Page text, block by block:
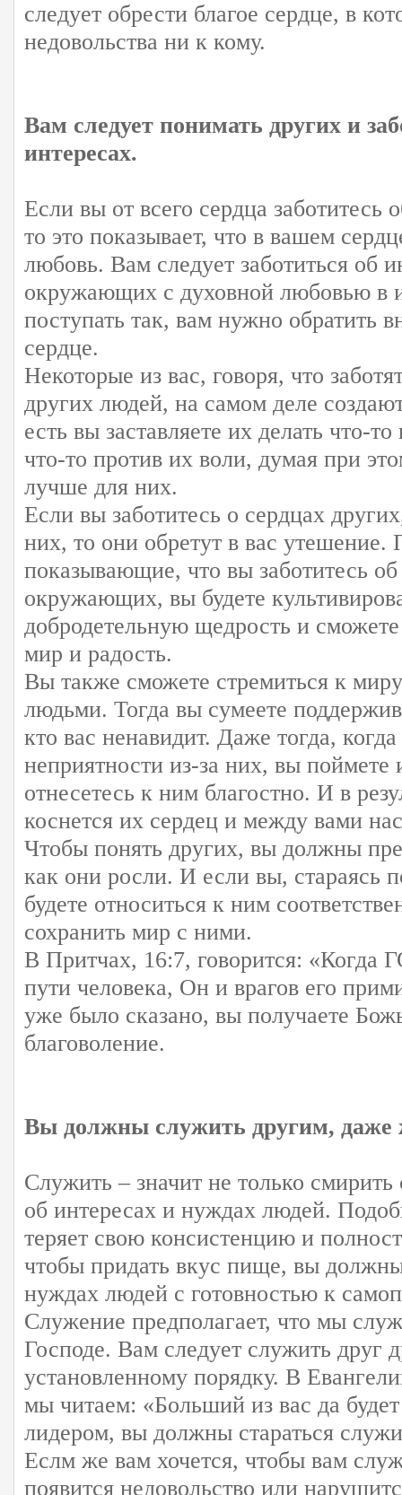
следует обрести благое сердце, в
недовольства ни к кому.
Вам следует понимать других и
интересах.
Если вы от всего сердца заботитесь
то это показывает, что в вашем
любовь. Вам следует заботиться об
окружающих с духовной любовью в
поступать так, вам нужно обратить
сердце.
Некоторые из вас, говоря, что
других людей, на самом деле
есть вы заставляете их делать что-
что-то против их воли, думая при
лучше для них.
Если вы заботитесь о сердцах
них, то они обретут в вас утешение.
показывающие, что вы заботитесь об
окружающих, вы будете
добродетельную щедрость и
мир и радость.
Вы также сможете стремиться к
людьми. Тогда вы сумеете
кто вас ненавидит. Даже тогда,
неприятности из-за них, вы поймете
отнесетесь к ним благостно. И в
коснется их сердец и между вами
Чтобы понять других, вы должны
как они росли. И если вы, стараясь
будете относиться к ним
сохранить мир с ними.
В Притчах, 16:7, говорится:
пути человека, Он и врагов его
уже было сказано, вы получаете
благоволение.
Вы должны служить другим, даже
Служить – значит не только смирить
об интересах и нуждах людей.
теряет свою консистенцию и
чтобы придать вкус пище, вы должны
нуждах людей с готовностью к
Служение предполагает, что мы
Господе. Вам следует служить друг
установленному порядку. В
мы читаем: «Больший из вас да
лидером, вы должны стараться
Еслм же вам хочется, чтобы вам
появится недовольство или